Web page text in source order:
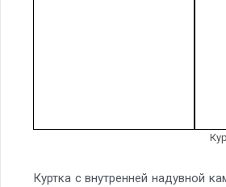
Куртка с внутренней надувной